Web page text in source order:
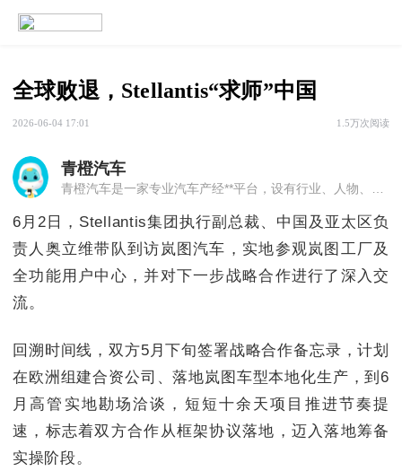
全球败退，Stellantis“求师”中国
2026-06-04 17:01 1.5万次阅读
青橙汽车
青橙汽车是一家专业汽车产经**平台，设有行业、人物、车云、专栏等7大板块、20余项栏目，汇集多名资深媒体，汽车、财经领域专家，以专业独到的视角，洞察汽车市场最新动向，深度解读行业现状。
6月2日，Stellantis集团执行副总裁、中国及亚太区负
责人奥立维带队到访岚图汽车，实地参观岚图工厂及
全功能用户中心，并对下一步战略合作进行了深入交
流。
回溯时间线，双方5月下旬签署战略合作备忘录，计划
在欧洲组建合资公司、落地岚图车型本地化生产，到6
月高管实地勘场洽谈，短短十余天项目推进节奏提
速，标志着双方合作从框架协议落地，迈入落地筹备
实操阶段。